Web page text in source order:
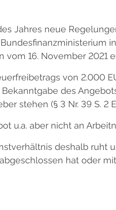
Jahres neue
16. November 2021
von 2.000
des
stehen (§ 3 Nr. 39 S. 2
u.a. aber nicht an
deshalb ruht
hat oder